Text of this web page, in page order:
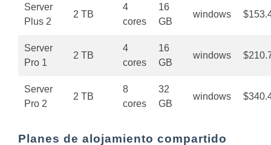
Server
Plus 2
2 TB
4
cores
16
GB
windows
Server
Pro 1
2 TB
4
cores
16
GB
windows
Server
Pro 2
2 TB
8
cores
32
GB
windows
Planes de alojamiento compartido